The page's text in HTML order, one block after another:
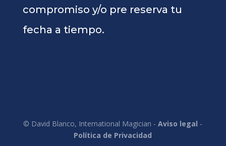
compromiso y/o pre reserva tu
fecha a tiempo.
© David Blanco, International Magician -Aviso legal -
Política de Privacidad